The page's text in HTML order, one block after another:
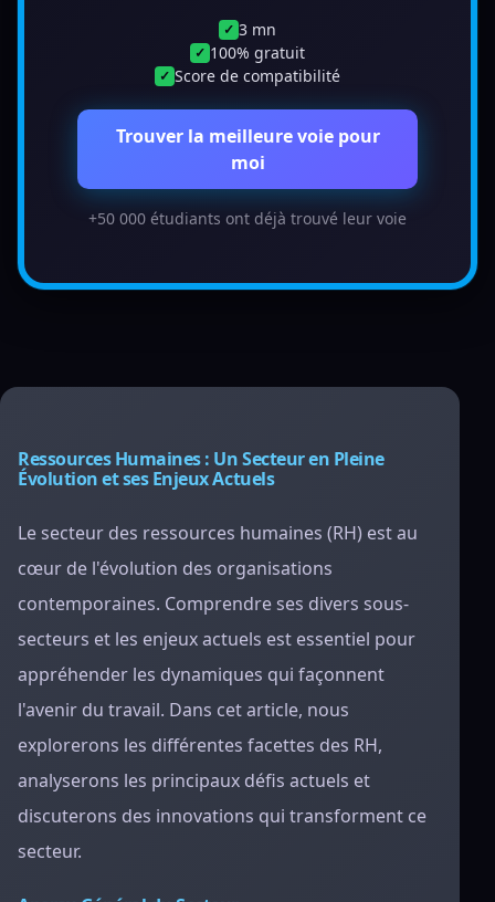
✓ 3 mn
✓ 100% gratuit
✓ Score de compatibilité
Trouver la meilleure voie pour
moi
+50 000 étudiants ont déjà trouvé leur voie
Ressources Humaines : Un Secteur en Pleine
Évolution et ses Enjeux Actuels
Le secteur des ressources humaines (RH) est au
cœur de l'évolution des organisations
contemporaines. Comprendre ses divers sous-
secteurs et les enjeux actuels est essentiel pour
appréhender les dynamiques qui façonnent
l'avenir du travail. Dans cet article, nous
explorerons les différentes facettes des RH,
analyserons les principaux défis actuels et
discuterons des innovations qui transforment ce
secteur.